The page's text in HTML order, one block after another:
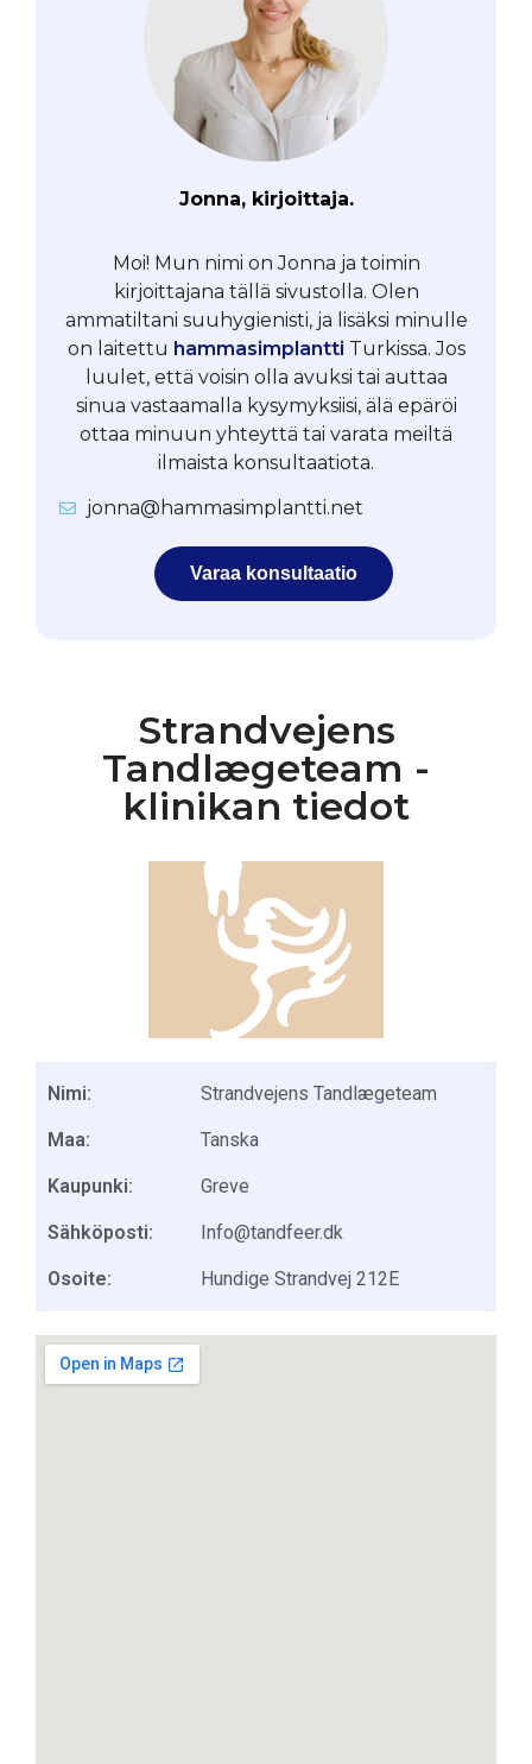
Jonna, kirjoittaja.
Moi! Mun nimi on Jonna ja toimin
kirjoittajana tällä sivustolla. Olen
ammatiltani suuhygienisti, ja lisäksi minulle
on laitettu hammasimplantti Turkissa. Jos
luulet, että voisin olla avuksi tai auttaa
sinua vastaamalla kysymyksiisi, älä epäröi
ottaa minuun yhteyttä tai varata meiltä
ilmaista konsultaatiota.
jonna@hammasimplantti.net
Varaa konsultaatio
Strandvejens
Tandlægeteam -
klinikan tiedot
Nimi:
Maa:
Kaupunki:
Sähköposti:
Osoite:
Strandvejens Tandlægeteam
Tanska
Greve
Info@tandfeer.dk
Hundige Strandvej 212E